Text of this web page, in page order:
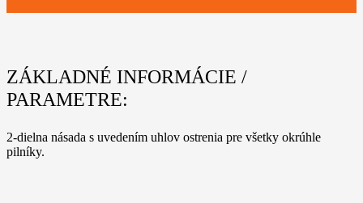
ZÁKLADNÉ INFORMÁCIE /
PARAMETRE:
2-dielna násada s uvedením uhlov ostrenia pre všetky okrúhle
pilníky.